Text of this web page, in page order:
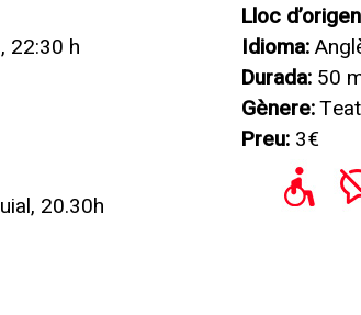
22:30 h
20.30h
Lloc
Idioma:
Durada:50
Gènere:
Preu:3€